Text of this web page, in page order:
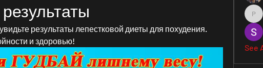
результаты лепестковой диеты для похудения.
и здоровью!
See